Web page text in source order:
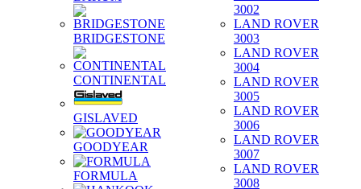
BRIDGESTONE
CONTINENTAL
GISLAVED
GOODYEAR
FORMULA
3002
LAND ROVER
3003
LAND ROVER
3004
LAND ROVER
3005
LAND ROVER
3006
LAND ROVER
3007
LAND ROVER
3008